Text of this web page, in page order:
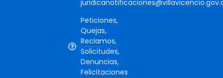
Peticiones,
Quejas,
Reclamos,
Solicitudes,
Denuncias,
Felicitaciones